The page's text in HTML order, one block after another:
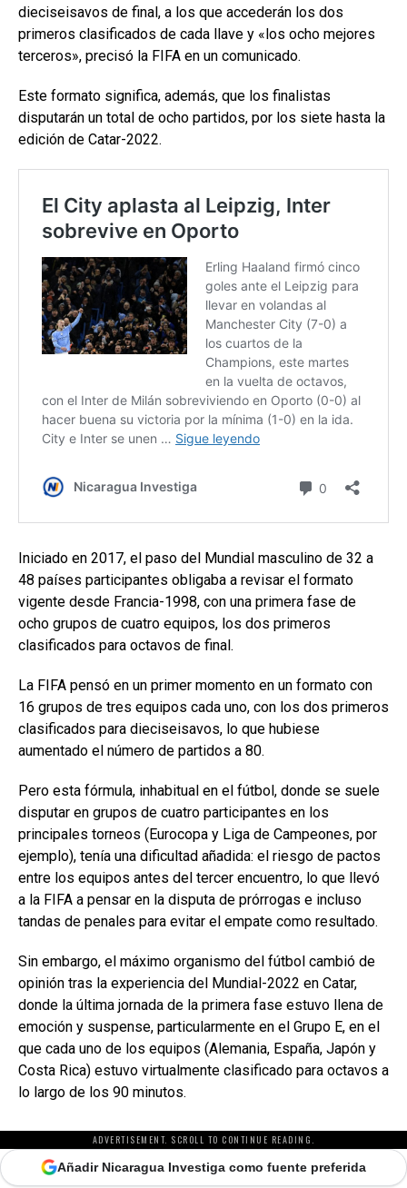
dieciseisavos de final, a los que accederán los dos
primeros clasificados de cada llave y «los ocho mejores
terceros», precisó la FIFA en un comunicado.
Este formato significa, además, que los finalistas
disputarán un total de ocho partidos, por los siete hasta la
edición de Catar-2022.
Iniciado en 2017, el paso del Mundial masculino de 32 a
48 países participantes obligaba a revisar el formato
vigente desde Francia-1998, con una primera fase de
ocho grupos de cuatro equipos, los dos primeros
clasificados para octavos de final.
La FIFA pensó en un primer momento en un formato con
16 grupos de tres equipos cada uno, con los dos primeros
clasificados para dieciseisavos, lo que hubiese
aumentado el número de partidos a 80.
Pero esta fórmula, inhabitual en el fútbol, donde se suele
disputar en grupos de cuatro participantes en los
principales torneos (Eurocopa y Liga de Campeones, por
ejemplo), tenía una dificultad añadida: el riesgo de pactos
entre los equipos antes del tercer encuentro, lo que llevó
a la FIFA a pensar en la disputa de prórrogas e incluso
tandas de penales para evitar el empate como resultado.
Sin embargo, el máximo organismo del fútbol cambió de
opinión tras la experiencia del Mundial-2022 en Catar,
donde la última jornada de la primera fase estuvo llena de
emoción y suspense, particularmente en el Grupo E, en el
que cada uno de los equipos (Alemania, España, Japón y
Costa Rica) estuvo virtualmente clasificado para octavos a
lo largo de los 90 minutos.
ADVERTISEMENT. SCROLL TO CONTINUE READING.
Añadir Nicaragua Investiga como fuente preferida